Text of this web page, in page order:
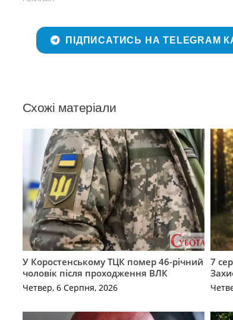
ПІДПИСАТИСЬ НА TELEGRAM
Схожі матеріали
У Коростенському ТЦК помер 46-річний
чоловік після проходження ВЛК
Четвер, 6 Серпня, 2026
7